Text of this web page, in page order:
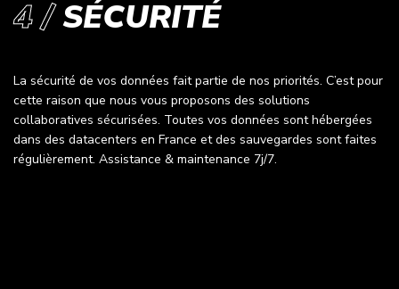
4 /SÉCURITÉ
La sécurité de vos données fait partie de nos priorités. C’est pour
cette raison que nous vous proposons des solutions
collaboratives sécurisées. Toutes vos données sont hébergées
dans des datacenters en France et des sauvegardes sont faites
régulièrement. Assistance & maintenance 7j/7.